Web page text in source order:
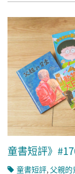
童書短評》
童書短評,父親的